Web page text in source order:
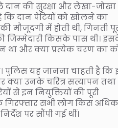
दान की सुरक्षा और लेखा-
कि दान पेटियों को खोलने का
मौजूदगी में होती थी, गिनती
किसके पास थी।
था और क्या प्रत्येक चरण का
पुलिस यह जानना चाहती है कि
उनके चरित्र सत्यापन तथा
से इन नियुक्तियों की पूरी
गिरफ्तार सभी लोग किस
पर सौंपी गई थीं।